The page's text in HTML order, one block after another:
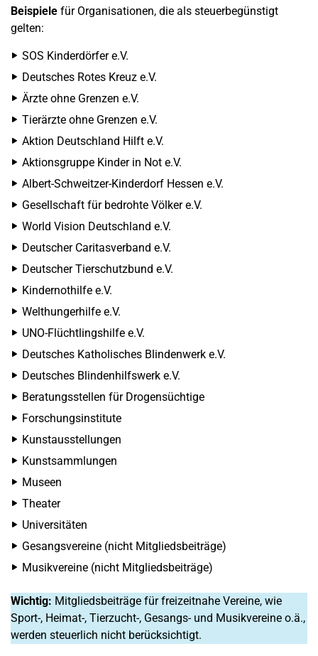
Beispiele für Organisationen, die als steuerbegünstigt
gelten:
SOS Kinderdörfer e.V.
Deutsches Rotes Kreuz e.V.
Ärzte ohne Grenzen e.V.
Tierärzte ohne Grenzen e.V.
Aktion Deutschland Hilft e.V.
Aktionsgruppe Kinder in Not e.V.
Albert-Schweitzer-Kinderdorf Hessen e.V.
Gesellschaft für bedrohte Völker e.V.
World Vision Deutschland e.V.
Deutscher Caritasverband e.V.
Deutscher Tierschutzbund e.V.
Kindernothilfe e.V.
Welthungerhilfe e.V.
UNO-Flüchtlingshilfe e.V.
Deutsches Katholisches Blindenwerk e.V.
Deutsches Blindenhilfswerk e.V.
Beratungsstellen für Drogensüchtige
Forschungsinstitute
Kunstausstellungen
Kunstsammlungen
Museen
Theater
Universitäten
Gesangsvereine (nicht Mitgliedsbeiträge)
Musikvereine (nicht Mitgliedsbeiträge)
Wichtig: Mitgliedsbeiträge für freizeitnahe Vereine, wie
Sport-, Heimat-, Tierzucht-, Gesangs- und Musikvereine o.ä.,
werden steuerlich nicht berücksichtigt.